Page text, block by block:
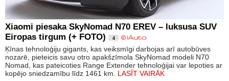
Xiaomi piesaka SkyNomad N70 EREV – luksusa SUV
Eiropas tirgum (+ FOTO)
4
Ķīnas tehnoloģiju gigants, kas veiksmīgi darbojas arī autobūves
nozarē, pieteicis savu otro apakšzīmola SkyNomad modeli N70
Nomad, kas pateicoties Range Extender tehnoloģijai var lepoties ar
kopējo sniedzamību līdz 1461 km. LASĪT VAIRĀK